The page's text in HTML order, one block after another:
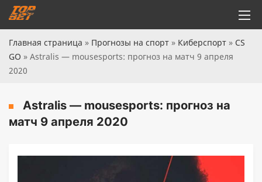
Главная страница » Прогнозы на спорт » Киберспорт » CS
GO » Astralis — mousesports: прогноз на матч 9 апреля
2020
Astralis — mousesports: прогноз на
матч 9 апреля 2020